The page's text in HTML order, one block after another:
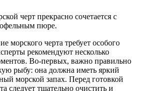
черт прекрасно сочетается с
пюре.
морского черта требует особого
рекомендуют несколько
Во-первых, важно правильно
рыбу: она должна иметь яркий
морской запах. Перед готовкой
следует тщательно очистить и